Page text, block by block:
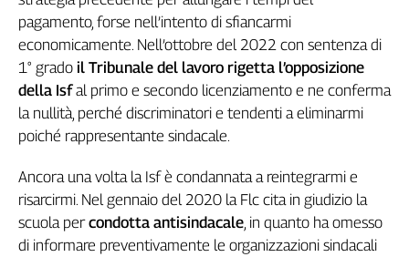
Marche
Piemonte
Puglia
Sardegna
Sicilia
Toscana
Trentino
Umbria
Valle
D'Aosta
Veneto
pagamento, forse nell’intento di sfiancarmi
economicamente. Nell’ottobre del 2022 con sentenza di
1° grado il Tribunale del lavoro rigetta l’opposizione
della Isfal primo e secondo licenziamento e ne conferma
la nullità, perché discriminatori e tendenti a eliminarmi
poiché rappresentante sindacale.
Ancora una volta la Isf è condannata a reintegrarmi e
risarcirmi. Nel gennaio del 2020 la Flc cita in giudizio la
scuola percondotta antisindacale , in quanto ha omesso
di informare preventivamente le organizzazioni sindacali